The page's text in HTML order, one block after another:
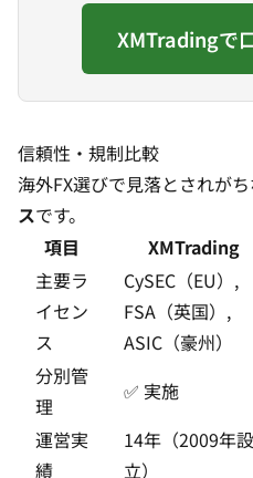
XMTradingで
信頼性・規制比較
海外FX選びで見落とされが
スです。
項目
XMTrading
主要ラ
イセン
ス
CySEC（EU）,
FSA（英国）,
ASIC（豪州）
分別管
理
✅ 実施
運営実
績
14年（2009年設
立）